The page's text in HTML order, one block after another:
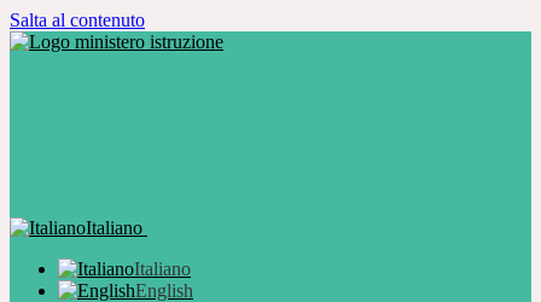
Salta al contenuto
Italiano
Italiano
English